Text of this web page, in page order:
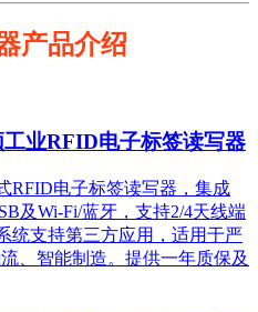
产品介绍
业RFID电子标签读写器
RFID电子标签读写器，集成
及Wi-Fi/蓝牙，支持2/4天线端
统支持第三方应用，适用于严
、智能制造。提供一年质保及